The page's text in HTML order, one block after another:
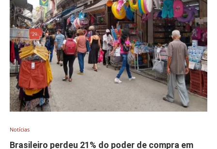
Notícias
Brasileiro perdeu 21% do poder de compra em